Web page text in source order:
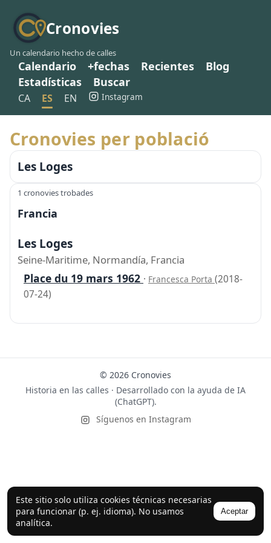
Cronovies
Un calendario hecho de calles
Calendario +fechas Recientes
Blog
Estadísticas
Buscar
CA ES EN Instagram
Este sitio solo utiliza cookies técnicas necesarias
para funcionar (p. ej. idioma). No usamos
analítica.
Aceptar
Cronovies per població
Les Loges
1 cronovies trobades
Francia
Les Loges
Seine-Maritime, Normandía, Francia
Place du 19 mars 1962 · Francesca Porta (2018-
07-24)
© 2026 Cronovies
Historia en las calles · Desarrollado con la ayuda de IA
(ChatGPT).
Síguenos en Instagram